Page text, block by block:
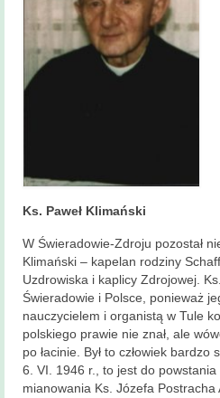
Ks. Paweł Klimański
W Świeradowie-Zdroju pozostał
Klimański – kapelan rodziny
Uzdrowiska i kaplicy Zdrojowej.
Świeradowie i Polsce, ponieważ
nauczycielem i organistą w Tule
polskiego prawie nie znał, ale
po łacinie. Był to człowiek bardzo
6. VI. 1946 r., to jest do
mianowania Ks. Józefa